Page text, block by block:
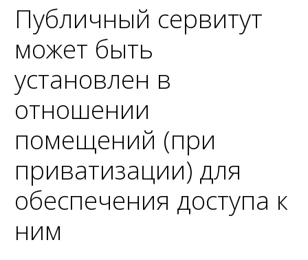
Публичный сервитут
может быть
установлен в
отношении
помещений (при
приватизации) для
обеспечения доступа к
ним